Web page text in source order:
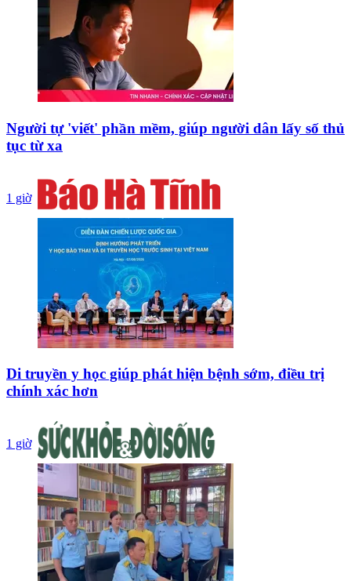
Người tự 'viết' phần mềm, giúp người dân lấy số thủ
tục từ xa
1 giờ
Di truyền y học giúp phát hiện bệnh sớm, điều trị
chính xác hơn
1 giờ